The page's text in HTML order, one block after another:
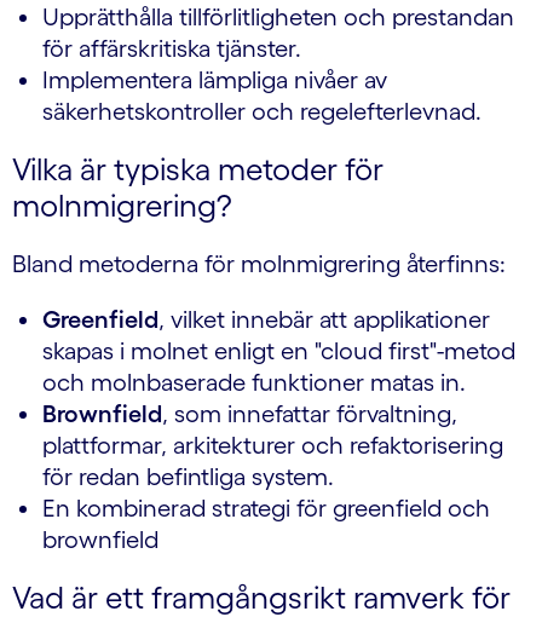
Upprätthålla tillförlitligheten och prestandan
för affärskritiska tjänster.
Implementera lämpliga nivåer av
säkerhetskontroller och regelefterlevnad.
Vilka är typiska metoder för
molnmigrering?
Bland metoderna för molnmigrering återfinns:
Greenfield, vilket innebär att applikationer
skapas i molnet enligt en "cloud first"-metod
och molnbaserade funktioner matas in.
Brownfield, som innefattar förvaltning,
plattformar, arkitekturer och refaktorisering
för redan befintliga system.
En kombinerad strategi för greenfield och
brownfield
Vad är ett framgångsrikt ramverk för